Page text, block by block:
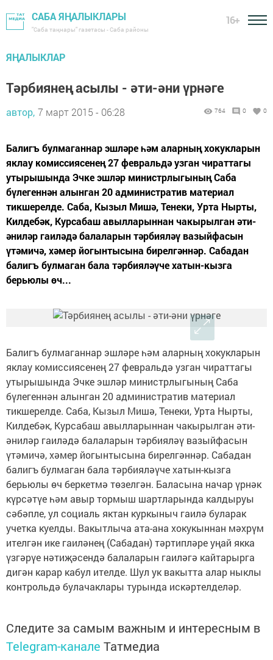
САБА ЯҢАЛЫКЛАРЫ
"Саба таңнары" газетасы - Саба районы
16+
ЯҢАЛЫКЛАР
Тәрбиянең асылы - әти-әни үрнәге
автор, 7 март 2015 - 06:28 764 0 0
Балигъ булмаганнар эшләре һәм аларның хокукларын
яклау комиссиясенең 27 февральдә узган чираттагы
утырышында Эчке эшләр министрлыгының Саба
бүлегеннән алынган 20 административ материал
тикшерелде. Саба, Кызыл Ми­шә, Тенеки, Урта Нырты,
Килдебәк, Курсабаш авылларыннан чакырылган әти-
әниләр гаиләдә балаларын тәрбияләү вазыйфасын
үтәмичә, хәмер йогынтысына бирелгәннәр. Сабадан
балигъ булмаган бала тәрбияләүче хатын-кызга
берьюлы өч...
Балигъ булмаганнар эшләре һәм аларның хокукларын
яклау комиссиясенең 27 февральдә узган чираттагы
утырышында Эчке эшләр министрлыгының Саба
бүлегеннән алынган 20 административ материал
тикшерелде. Саба, Кызыл Ми­шә, Тенеки, Урта Нырты,
Килдебәк, Курсабаш авылларыннан чакырылган әти-
әниләр гаиләдә балаларын тәрбияләү вазыйфасын
үтәмичә, хәмер йогынтысына бирелгәннәр. Сабадан
балигъ булмаган бала тәрбияләүче хатын-кызга
берьюлы өч беркетмә төзелгән. Баласына начар үрнәк
күрсәтүе һәм авыр тормыш шартларында калдыруы
сәбәпле, ул социаль яктан куркыныч гаилә буларак
учетка куелды. Вакытлыча ата-ана хокукыннан мәхрүм
ителгән ике гаиләнең (Сабадан) тәртипләре уңай якка
үзгәрүе нәтиҗәсендә балаларын гаиләгә кайтарырга
дигән карар кабул ителде. Шул ук вакытта алар ныклы
контрольдә булачаклары турында искәртелделәр.
Следите за самым важным и интересным в
Telegram-канале Татмедиа